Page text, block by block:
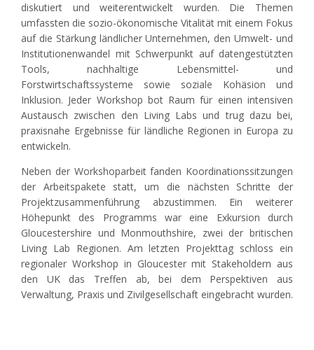
diskutiert und weiterentwickelt wurden. Die Themen
umfassten die sozio-ökonomische Vitalität mit einem Fokus
auf die Stärkung ländlicher Unternehmen, den Umwelt- und
Institutionenwandel mit Schwerpunkt auf datengestützten
Tools, nachhaltige Lebensmittel- und
Forstwirtschaftssysteme sowie soziale Kohäsion und
Inklusion. Jeder Workshop bot Raum für einen intensiven
Austausch zwischen den Living Labs und trug dazu bei,
praxisnahe Ergebnisse für ländliche Regionen in Europa zu
entwickeln.
Neben der Workshoparbeit fanden Koordinationssitzungen
der Arbeitspakete statt, um die nächsten Schritte der
Projektzusammenführung abzustimmen. Ein weiterer
Höhepunkt des Programms war eine Exkursion durch
Gloucestershire und Monmouthshire, zwei der britischen
Living Lab Regionen. Am letzten Projekttag schloss ein
regionaler Workshop in Gloucester mit Stakeholdern aus
den UK das Treffen ab, bei dem Perspektiven aus
Verwaltung, Praxis und Zivilgesellschaft eingebracht wurden.